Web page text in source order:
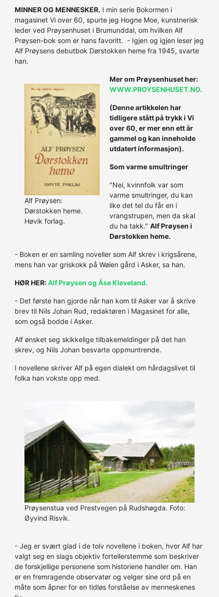
MINNER OG MENNESKER. I min serie Bokormen i
magasinet Vi over 60, spurte jeg Hogne Moe, kunstnerisk
leder ved Prøysenhuset i Brumunddal, om hvilken Alf
Prøysen-bok som er hans favoritt. - Igjen og igjen leser jeg
Alf Prøysens debutbok Dørstokken heme fra 1945, svarte
han.
Alf Prøysen:
Dørstokken heme.
Høvik forlag.
Mer om Prøysenhuset her:
WWW.PROYSENHUSET.NO.
(Denne artikkelen har
tidligere stått på trykk i Vi
over 60, er mer enn ett år
gammel og kan inneholde
utdatert informasjon).
Som varme smultringer
"Nei, kvinnfolk var som
varme smultringer, du kan
like det tel du får en i
vrangstrupen, men da skal
du ha takk." Alf Prøysen i
Dørstokken heme.
- Boken er en samling noveller som Alf skrev i krigsårene,
mens han var griskokk på Wøien gård i Asker, sa han.
HØR HER:Alf Prøysen og Åse Kleveland.
- Det første han gjorde når han kom til Asker var å skrive
brev til Nils Johan Rud, redaktøren i Magasinet for alle,
som også bodde i Asker.
Alf ønsket seg skikkelige tilbakemeldinger på det han
skrev, og Nils Johan besvarte oppmuntrende.
I novellene skriver Alf på egen dialekt om hårdagslivet til
folka han vokste opp med.
Prøysenstua ved Prestvegen på Rudshøgda. Foto:
Øyvind Risvik.
- Jeg er svært glad i de tolv novellene i boken, hvor Alf har
valgt seg en slags objektiv fortellerstemme som beskriver
de forskjellige personene som historiene handler om. Han
er en fremragende observatør og velger sine ord på en
måte som åpner for en tidløs forståelse av menneskenes